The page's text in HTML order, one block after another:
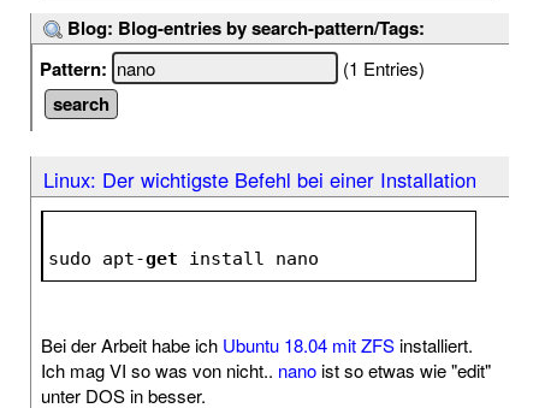
Blog: Blog-entries by search-pattern/Tags:
Pattern:
(1 Entries)
Linux: Der wichtigste Befehl bei einer Installation
sudo apt-get install nano
Bei der Arbeit habe ich Ubuntu 18.04 mit ZFSinstalliert.
Ich mag VI so was von nicht.. nanoist so etwas wie "edit"
unter DOS in besser.